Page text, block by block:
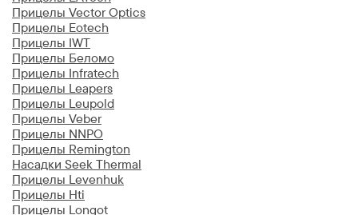
Прицелы Vector Optics
Прицелы Eotech
Прицелы IWT
Прицелы Беломо
Прицелы Infratech
Прицелы Leapers
Прицелы Leupold
Прицелы Veber
Прицелы NNPO
Прицелы Remington
Насадки Seek Thermal
Прицелы Levenhuk
Прицелы Hti
Прицелы Longot